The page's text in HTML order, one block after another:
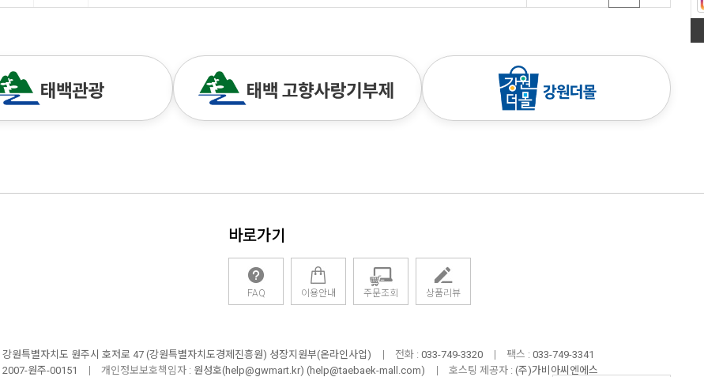
바로가기
FAQ 이용안내 주문조회 상품리뷰
강원특별자치도 원주시 호저로 47 (강원특별자치도경제진흥원) 성장지원부(온라인사업) 전화 : 033-749-3320 팩스 : 033-749-3341
2007-원주-00151 개인정보보호책임자 : 원성호(help@gwmart.kr) (help@taebaek-mall.com) 호스팅 제공자 : (주)가비아씨엔에스